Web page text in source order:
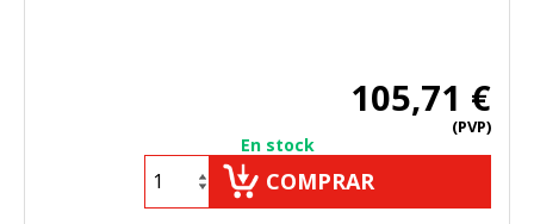
105,71 €
(PVP)
En stock
COMPRAR